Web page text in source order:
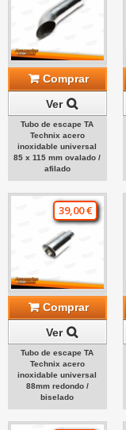
Comprar
Ver
Tubo de escape TA
Technix acero
inoxidable universal
85 x 115 mm ovalado /
afilado
39,00 €
Comprar
Ver
Tubo de escape TA
Technix acero
inoxidable universal
88mm redondo /
biselado